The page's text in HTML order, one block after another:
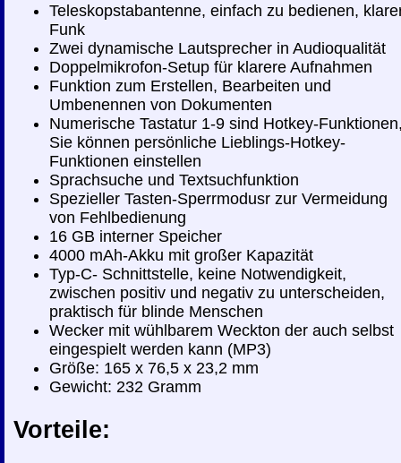
Teleskopstabantenne, einfach zu bedienen,
Funk
Zwei dynamische Lautsprecher in Audioqualität
Doppelmikrofon-Setup für klarere Aufnahmen
Funktion zum Erstellen, Bearbeiten und
Umbenennen von Dokumenten
Numerische Tastatur 1-9 sind Hotkey-
Sie können persönliche Lieblings-Hotkey-
Funktionen einstellen
Sprachsuche und Textsuchfunktion
Spezieller Tasten-Sperrmodusr zur Vermeidung
von Fehlbedienung
16 GB interner Speicher
4000 mAh-Akku mit großer Kapazität
Typ-C- Schnittstelle, keine Notwendigkeit,
zwischen positiv und negativ zu unterscheiden,
praktisch für blinde Menschen
Wecker mit wühlbarem Weckton der auch selbst
eingespielt werden kann (MP3)
Größe: 165 x 76,5 x 23,2 mm
Gewicht: 232 Gramm
Vorteile: